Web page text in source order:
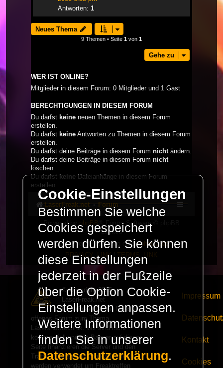
Antworten: 1
Neues Thema
9 Themen • Seite 1 von 1
Gehe zu
WER IST ONLINE?
Mitglieder in diesem Forum: 0 Mitglieder und 1 Gast
BERECHTIGUNGEN IN DIESEM FORUM
Du darfst keine neuen Themen in diesem Forum
erstellen.
Du darfst keine Antworten zu Themen in diesem Forum
erstellen.
Du darfst deine Beiträge in diesem Forum nicht ändern.
Du darfst deine Beiträge in diesem Forum nicht
löschen.
Du darfstkeineDateianhänge in diesem Forum
erstellen.
LaserFreak.net Forum
Powered by phpBB
® Forum Software © phpBB
Limited
Deutsche Übersetzung durchphpBB.de
PRIVACY_LINK| TERMS_LINK
© Copyright 2025 -
LaserFreak.net
LaserFreak ist ein freies und
offenes Forum zum Thema
Lasershowtechnik. Wir sind nicht
kommerziell und die Banner auf dieser
Seite finanzieren die Server und den
Traffic. Einnahmen von Fan Artikeln
werden verwendet um Freaktreffen
Impressum
Kontakt
Cookies
Cookie-Einstellungen
Bestimmen Sie welche
Cookies gespeichert
werden dürfen. Sie können
diese Einstellungen
jederzeit in der Fußzeile
über die Option Cookie-
Einstellungen anpassen.
Weitere Informationen
finden Sie in unserer
Datenschutzerklärung.